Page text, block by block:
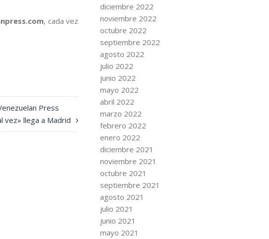
, cada vez
Press
vez» llega a Madrid
diciembre 2022
noviembre 2022
octubre 2022
septiembre 2022
agosto 2022
julio 2022
junio 2022
mayo 2022
abril 2022
marzo 2022
febrero 2022
enero 2022
diciembre 2021
noviembre 2021
octubre 2021
septiembre 2021
agosto 2021
julio 2021
junio 2021
mayo 2021